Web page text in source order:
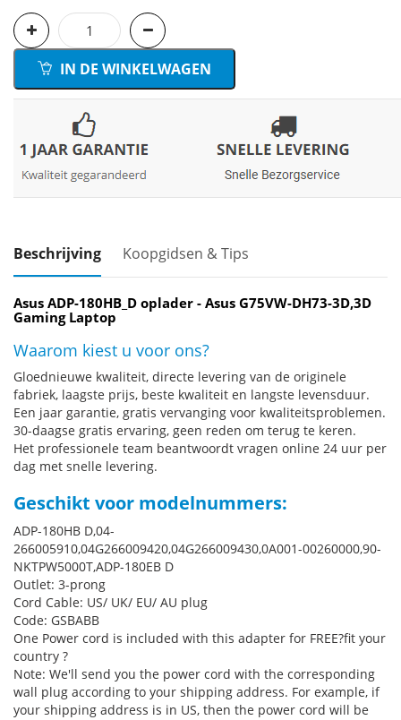
IN DE WINKELWAGEN
Beschrijving Koopgidsen & Tips
Asus ADP-180HB_D oplader - Asus G75VW-DH73-3D,3D
Gaming Laptop
Waarom kiest u voor ons?
Gloednieuwe kwaliteit, directe levering van de originele
fabriek, laagste prijs, beste kwaliteit en langste levensduur.
Een jaar garantie, gratis vervanging voor kwaliteitsproblemen.
30-daagse gratis ervaring, geen reden om terug te keren.
Het professionele team beantwoordt vragen online 24 uur per
dag met snelle levering.
Geschikt voor modelnummers:
ADP-180HB D,04-
266005910,04G266009420,04G266009430,0A001-00260000,90-
NKTPW5000T,ADP-180EB D
Outlet: 3-prong
Cord Cable: US/ UK/ EU/ AU plug
Code: GSBABB
One Power cord is included with this adapter for FREE?fit your
country ?
Note: We'll send you the power cord with the corresponding
wall plug according to your shipping address. For example, if
your shipping address is in US, then the power cord will be